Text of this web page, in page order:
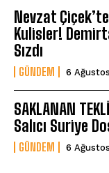
Nevzat
Kulisler!
Sızdı
GÜNDEM 6
SAKLANAN
Salıcı Suriye
GÜNDEM 6